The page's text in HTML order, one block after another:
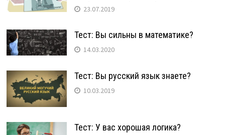
23.07.2019
Тест: Вы сильны в математике?
14.03.2020
Тест: Вы русский язык знаете?
10.03.2019
Тест: У вас хорошая логика?